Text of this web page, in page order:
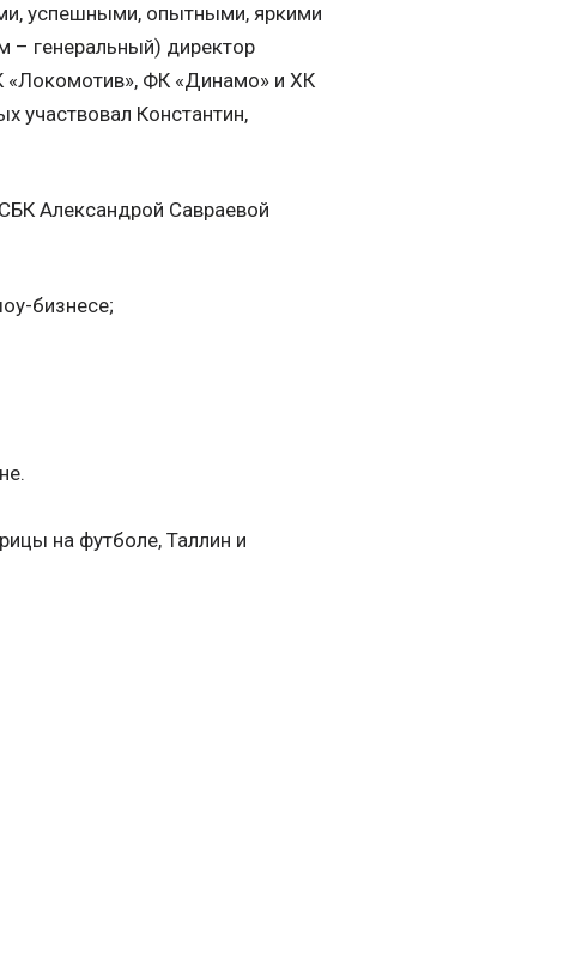
успешными, опытными, яркими
– генеральный) директор
«Локомотив», ФК «Динамо» и ХК
участвовал Константин,
Александрой Савраевой
бизнесе;
на футболе, Таллин и